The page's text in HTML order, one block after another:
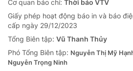
Sản phẩm
Thị trường
Tư vấn
Lịch phát sóng
Chuyên mục khác
Cơ quan báo chí: Thời báo VTV
Giấy phép hoạt động báo in và báo
cấp ngày 29/12/2023
Tổng Biên tập: Vũ Thanh Thủy
Phó Tổng Biên tập: Nguyễn Thị Mỹ
Nguyễn Trọng Ninh